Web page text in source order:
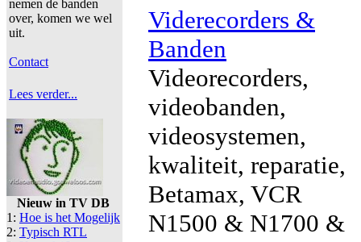
nemen de banden
over, komen we wel
uit.
Contact
Lees verder...
Nieuw in TV DB
1: Hoe is het Mogelijk
2: Typisch RTL
Viderecorders &
Banden
Videorecorders,
videobanden,
videosystemen,
kwaliteit, reparatie,
Betamax, VCR
N1500 & N1700 &